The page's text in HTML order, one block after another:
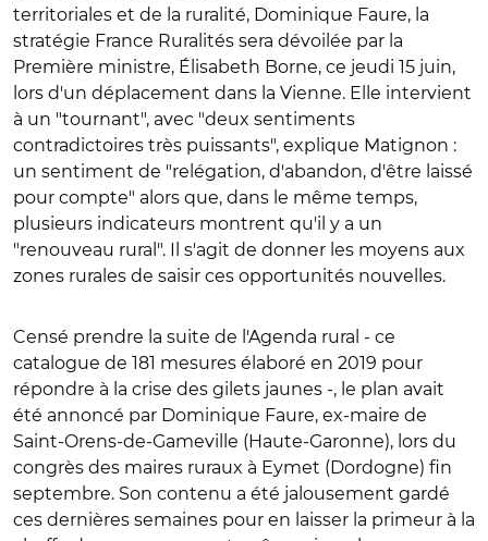
territoriales et de la ruralité, Dominique Faure, la
stratégie France Ruralités sera dévoilée par la
Première ministre, Élisabeth Borne, ce jeudi 15 juin,
lors d'un déplacement dans la Vienne. Elle intervient
à un "tournant", avec "deux sentiments
contradictoires très puissants", explique Matignon :
un sentiment de "relégation, d'abandon, d'être laissé
pour compte" alors que, dans le même temps,
plusieurs indicateurs montrent qu'il y a un
"renouveau rural". Il s'agit de donner les moyens aux
zones rurales de saisir ces opportunités nouvelles.
Censé prendre la suite de l'Agenda rural - ce
catalogue de 181 mesures élaboré en 2019 pour
répondre à la crise des gilets jaunes -, le plan avait
été annoncé par Dominique Faure, ex-maire de
Saint-Orens-de-Gameville (Haute-Garonne), lors du
congrès des maires ruraux à Eymet (Dordogne) fin
septembre. Son contenu a été jalousement gardé
ces dernières semaines pour en laisser la primeur à la